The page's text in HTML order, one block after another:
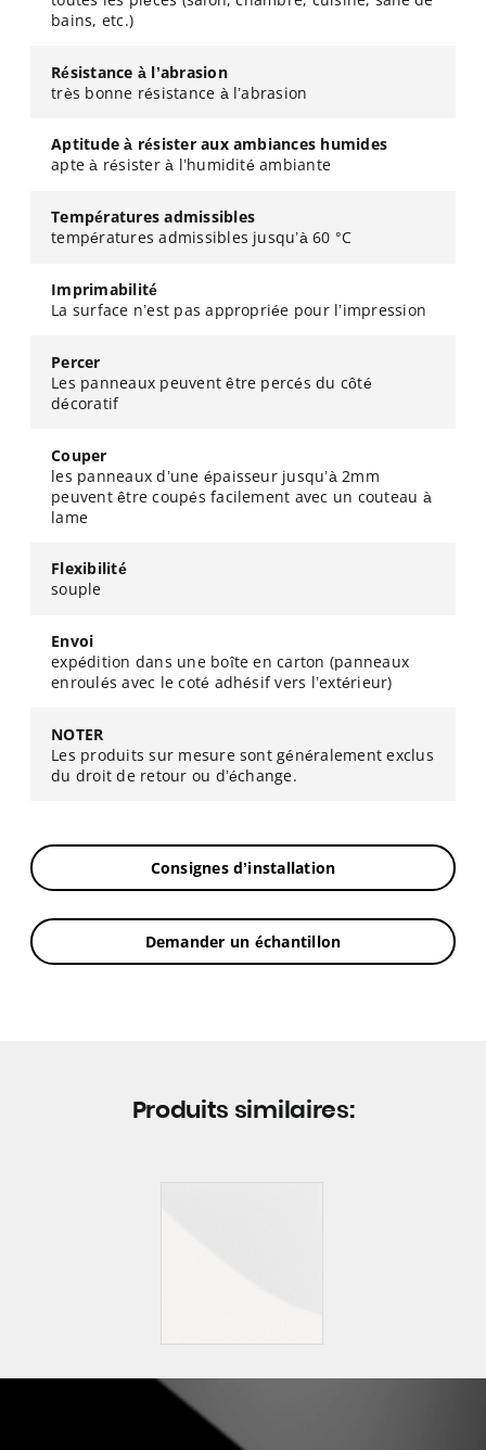
bains, etc.)
Résistance à l’abrasion
très bonne résistance à l’abrasion
Aptitude à résister aux ambiances humides
apte à résister à l’humidité ambiante
Températures admissibles
températures admissibles jusqu’à 60 °C
Imprimabilité
La surface n’est pas appropriée pour l’impression
Percer
Les panneaux peuvent être percés du côté
décoratif
Couper
les panneaux d’une épaisseur jusqu’à 2mm
peuvent être coupés facilement avec un couteau à
lame
Flexibilité
souple
Envoi
expédition dans une boîte en carton (panneaux
enroulés avec le coté adhésif vers l’extérieur)
NOTER
Les produits sur mesure sont généralement exclus
du droit de retour ou d’échange.
Consignes d’installation
Demander un échantillon
Produits similaires: